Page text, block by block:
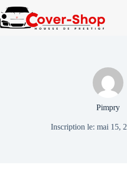
au
contenu
Pimpry
Inscription le: mai 15,